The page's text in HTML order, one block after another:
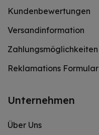
Kundenbewertungen
Versandinformation
Zahlungsmöglichkeiten
Reklamations Formular
Unternehmen
Über Uns